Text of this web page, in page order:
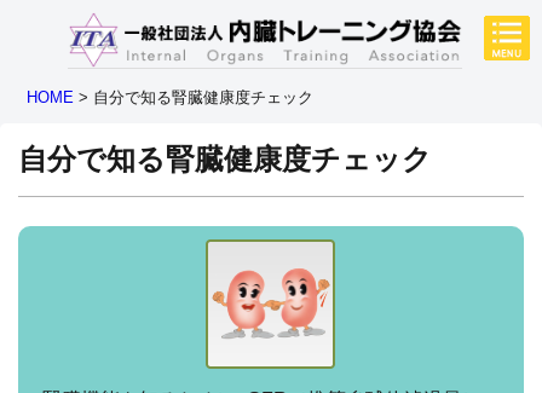
HOME > 自分で知る腎臓健康度チェック
自分で知る腎臓健康度チェック